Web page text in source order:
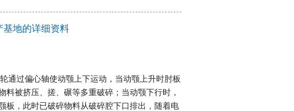
基地的详细资料
通过偏心轴使动颚上下运动，当动颚上升时肘板
被挤压、搓、碾等多重破碎；当动颚下行时，
板，此时已破碎物料从破碎腔下口排出，随着电